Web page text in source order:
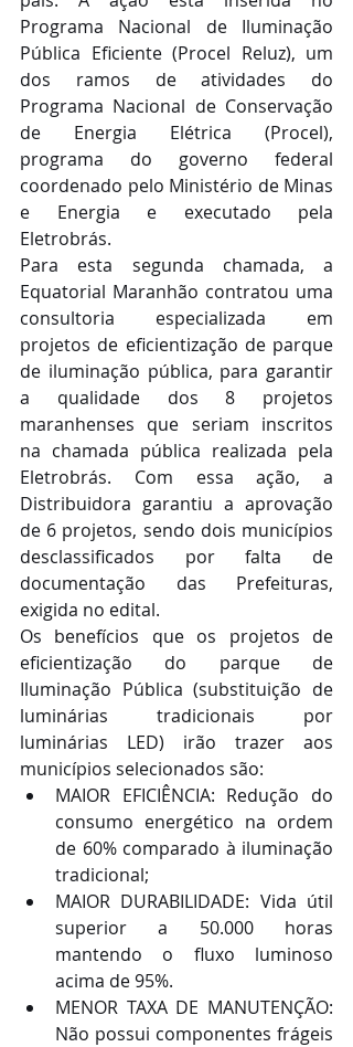
Programa Nacional de Iluminação
Pública Eficiente (Procel Reluz), um
dos ramos de atividades do
Programa Nacional de Conservação
de Energia Elétrica (Procel),
programa do governo federal
coordenado pelo Ministério de Minas
e Energia e executado pela
Eletrobrás.
Para esta segunda chamada, a
Equatorial Maranhão contratou uma
consultoria especializada em
projetos de eficientização de parque
de iluminação pública, para garantir
a qualidade dos 8 projetos
maranhenses que seriam inscritos
na chamada pública realizada pela
Eletrobrás. Com essa ação, a
Distribuidora garantiu a aprovação
de 6 projetos, sendo dois municípios
desclassificados por falta de
documentação das Prefeituras,
exigida no edital.
Os benefícios que os projetos de
eficientização do parque de
Iluminação Pública (substituição de
luminárias tradicionais por
luminárias LED) irão trazer aos
municípios selecionados são:
MAIOR EFICIÊNCIA: Redução do
consumo energético na ordem
de 60% comparado à iluminação
tradicional;
MAIOR DURABILIDADE: Vida útil
superior a 50.000 horas
mantendo o fluxo luminoso
acima de 95%.
MENOR TAXA DE MANUTENÇÃO:
Não possui componentes frágeis